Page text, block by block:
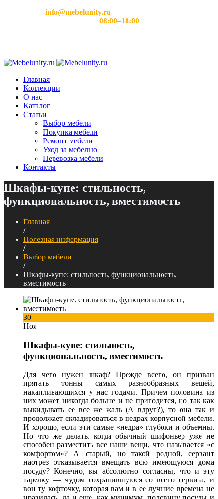
info@mebelunity.ru
08:00–18:00
Главная
Коллекции
О нас
Каталог
Статьи
Выбор мебели
Покупка мебели
Ремонт мебели
Уход за мебелью
Перевозка мебели
Контакты
Шкафы-купе: стильность,
функциональность, вместимость
Главная
/
Полезная информация
/
Выбор мебели
/
Шкафы-купе: стильность, функциональность,
вместимость
30
Ноя
Шкафы-купе: стильность,
функциональность, вместимость
Для чего нужен шкаф? Прежде всего, он призван
прятать тонны самых разнообразных вещей,
накапливающихся у нас годами. Причем половина из
них может никогда больше и не пригодится, но так как
выкидывать ее все же жаль (А вдруг?), то она так и
продолжает складироваться в недрах корпусной мебели.
И хорошо, если эти самые «недра» глубоки и объемны.
Но что же делать, когда обычный шифоньер уже не
способен разместить все наши вещи, что называется «с
комфортом»? А старый, но такой родной, сервант
наотрез отказывается вмещать всю имеющуюся дома
посуду? Конечно, вы абсолютно согласны, что и эту
тарелку — чудом сохранившуюся со всего сервиза, и
вон ту кофточку, которая вам и в ее лучшие времена не